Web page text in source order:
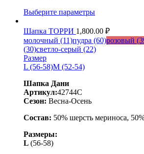
Выберите параметры
Шапка ТОРРИ 1,800.00 ₽
молочный (11)пудра (60)розовый
(30)светло-серый (22)
Размер
L (56-58)M (52-54)
Шапка Дани
Артикул:42744C
Сезон: Весна-Осень
Состав: 50% шерсть мериноса,
Размеры:
L (56-58)